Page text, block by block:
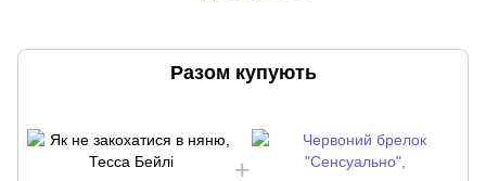
Разом купують